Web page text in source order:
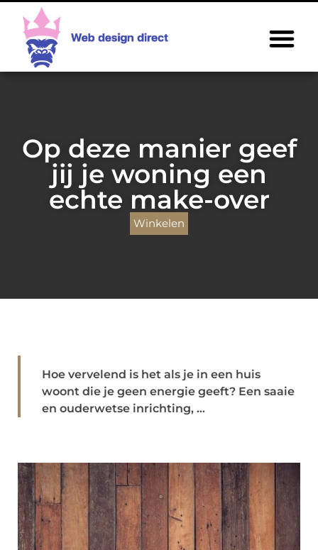
Op deze manier geef
jij je woning een
echte make-over
Winkelen
Hoe vervelend is het als je in een huis
woont die je geen energie geeft? Een saaie
en ouderwetse inrichting, ...